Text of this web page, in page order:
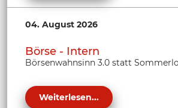
04. August 2026
Börse - Intern
Börsenwahnsinn 3.0 statt
Weiterlesen...